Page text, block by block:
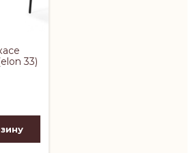
33)